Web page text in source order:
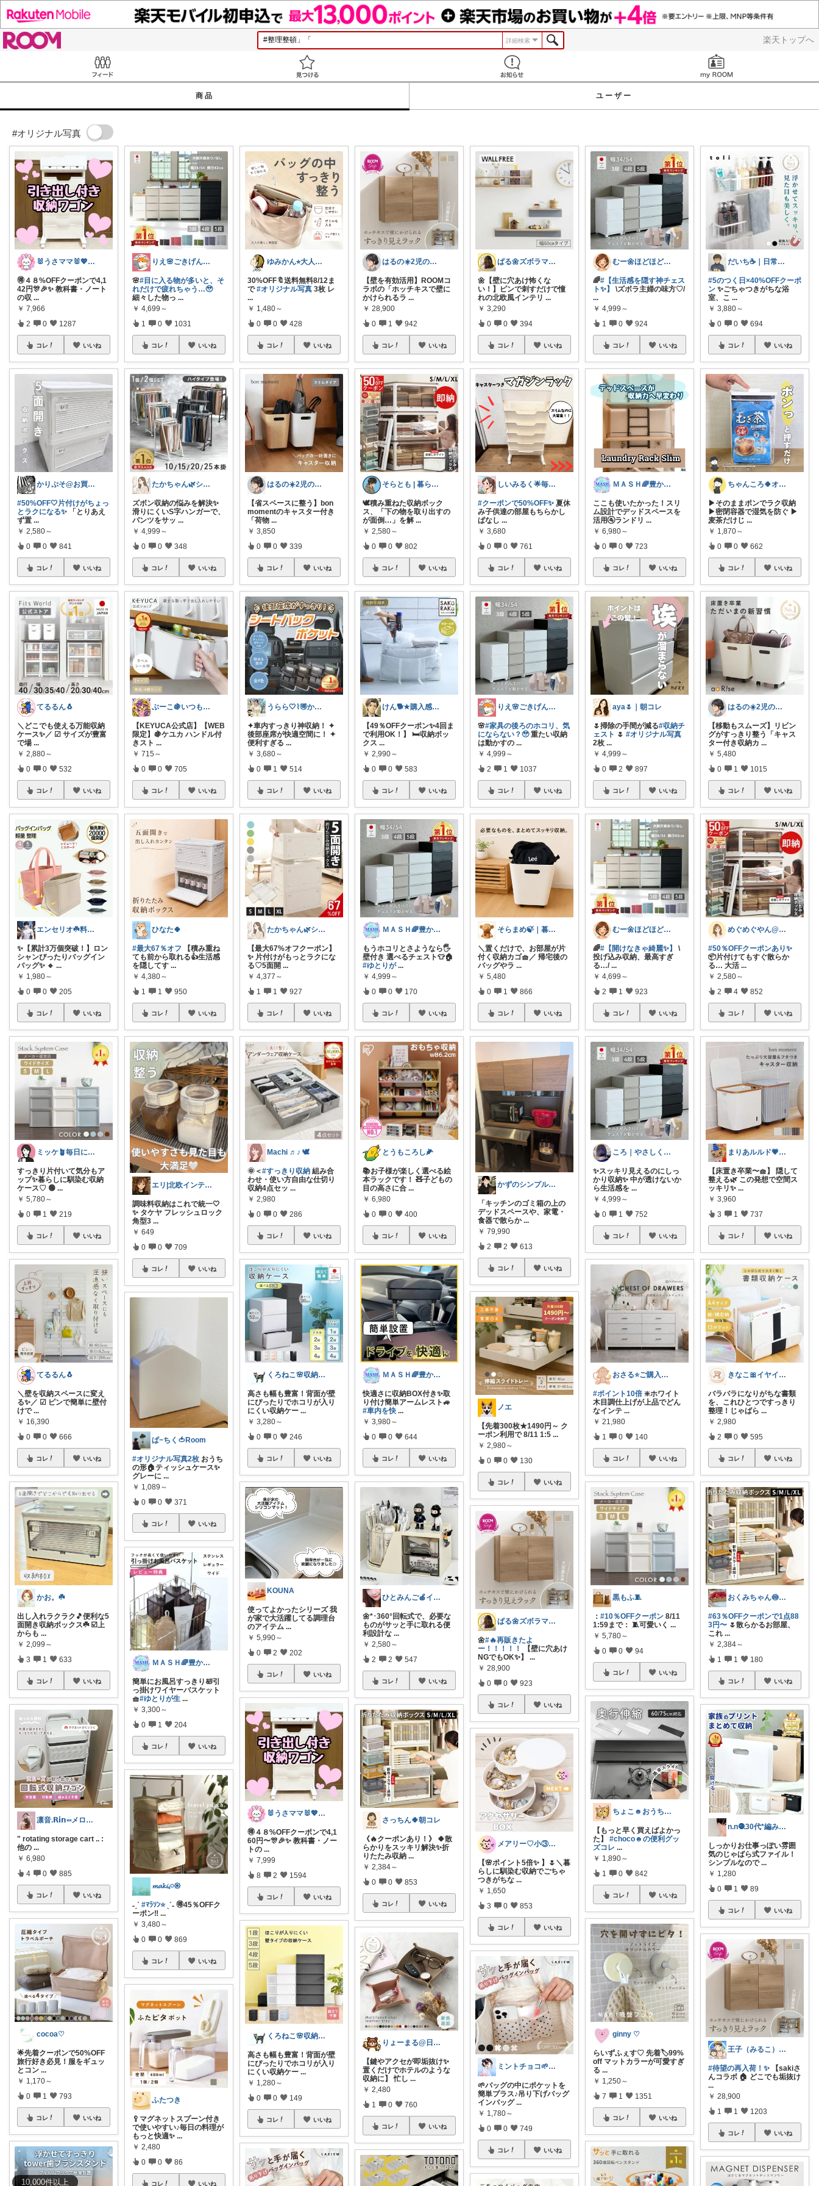
楽天トップへ
詳細検索
商品 ユーザー
#オリジナル写真
10,000件以上
🐰うさママ🐰💖キッズ・ママの日常✨
🉐４８%OFFクーポンで4,1
42円🎊🎉✨ 教科書・ノート
の収 ...
￥ 7,966
2 0 1287
コレ いいね
かりぷそ@お買い物の応援します
#50%OFF🤍片付けがちょっ
とラクになる✨ 「とりあえ
ず置 ...
￥ 2,580～
0 0 841
コレ いいね
てるるん🐧
＼どこでも使える万能収納
ケース✨／ ☑︎︎ サイズが豊富
で場 ...
￥ 2,880～
0 0 532
コレ いいね
エンセリオ☘️料理を楽しく🍳
✨【累計3万個突破！】ロン
シャンぴったりバッグイン
バッグ✨ 🔹 ...
￥ 1,980～
0 0 205
コレ いいね
ミッケ🪴毎日に"ちょっとイイ"を
すっきり片付いて気分もア
ップ✨暮らしに馴染む収納
ケース♡ 🟢 ...
￥ 5,780～
0 1 219
コレ いいね
てるるん🐧
＼壁を収納スペースに変え
る✨／ ☑︎︎ ピンで簡単に壁付
けで ...
￥ 16,390
0 0 666
コレ いいね
かお。☘️
出し入れラクラク🎵便利な5
面開き収納ボックス☘️ ☑️上
からも ...
￥ 2,099～
3 1 633
コレ いいね
凛音.𝗥𝗶𝗻༝༝メロウな暮らし🧸
" rotating storage cart .. :
他の ...
￥ 6,980
4 0 885
コレ いいね
cocoa♡
​🌟先着クーポンで50%OFF
旅行好き必見！服をギュッ
とコン ...
￥ 1,170～
0 1 793
コレ いいね
りえ🌸ごきげんな暮らし🏠🌿
🌸#目に入る物が多いと、そ
れだけで疲れちゃう…🥹
細々した物っ ...
￥ 4,699～
1 0 1031
コレ いいね
たかちゃん🌿シンプルで心地よい暮らし
ズボン収納の悩みを解決✨
滑りにくいS字ハンガーで、
パンツをサッ ...
￥ 4,999～
0 0 348
コレ いいね
ぶーこ🍇いつもありがとう😊
【KEYUCA公式店】【WEB
限定】🍇ケユカ ハンドル付
きスト ...
￥ 715～
0 0 705
コレ いいね
ひなた🍀
#最大67％オフ 【積み重ね
ても前から取れる👍生活感
を隠してす ...
￥ 4,380～
1 1 950
コレ いいね
エリ|北欧インテリアと愛用品|朝コレ
調味料収納はこれで統一🤍
✨ タケヤ フレッシュロック
角型3 ...
￥ 649
0 0 709
コレ いいね
ぱ−ちく🍅Room
#オリジナル写真2枚 おうち
の形🏠ティッシュケース✨
グレーに ...
￥ 1,089～
0 0 371
コレ いいね
ＭＡＳＨ🌈豊かな生活へカスタマイズ🌈
簡単にお風呂すっきり🛀引
っ掛けワイヤーバスケット
🧺#ゆとりが生 ...
￥ 3,300～
0 1 204
コレ いいね
𝓶𝓪𝓴𝓲𓈒𓏸𑁍
˗ˏˋ#ﾏﾗｿﾝ⭐️ˎˊ˗ 🉐45％OFFク
ーポン‼️...
￥ 3,480～
0 0 869
コレ いいね
ふたつき
🥄マグネットスプーン付き
で使いやすい♪毎日の料理が
もっと快適✨ ...
￥ 2,480
0 0 86
コレ いいね
ゆみかん⭐︎大人の暮らし研究室
30%OFF🔖送料無料8/12ま
で#オリジナル写真 3枚 レ
...
￥ 1,480～
0 0 428
コレ いいね
はるの☀️2児のママ𓂃◌𓈒𓐍
【省スペースに整う】bon
momentのキャスター付き
「荷物 ...
￥ 3,850
0 0 339
コレ いいね
うらら🤍⌇🉐かわいい暮らし
✦車内すっきり神収納！ ✦
後部座席が快適空間に！ ✦
便利すぎる ...
￥ 3,680～
0 1 514
コレ いいね
たかちゃん🌿シンプルで心地よい暮らし
【最大67%オフクーポン】
✨ 片付けがもっとラクにな
る♡5面開 ...
￥ 4,377～
1 1 927
コレ いいね
Machi ♬♪ 🕊
🌞＜#すっきり収納 組み合
わせ・使い方自由な仕切り
収納4点セッ ...
￥ 2,980
0 0 286
コレ いいね
くろねこ🌸収納＆キッチン整理
高さも幅も豊富！背面が壁
にぴったりでホコリが入り
にくい収納ケー ...
￥ 3,280～
0 0 246
コレ いいね
KOUNA
使ってよかったシリーズ 我
が家で大活躍してる調理台
のアイテム ...
￥ 5,990～
0 2 202
コレ いいね
🐰うさママ🐰💖キッズ・ママの日常✨
🉐４８%OFFクーポンで4,1
60円〜🎊🎉✨ 教科書・ノー
トの ...
￥ 7,999
8 2 1594
コレ いいね
くろねこ🌸収納＆キッチン整理
高さも幅も豊富！背面が壁
にぴったりでホコリが入り
にくい収納ケー ...
￥ 1,280～
0 0 149
コレ いいね
はるの☀️2児のママ𓂃◌𓈒𓐍
【壁を有効活用】ROOMコ
ラボの「ホッチキスで壁に
かけられるラ ...
￥ 28,900
0 1 942
コレ いいね
そらとも | 暮らしItem🕊️朝コレ
🕊️積み重ねた収納ボック
ス、「下の物を取り出すの
が面倒…」を解 ...
￥ 2,580～
0 0 802
コレ いいね
けん🐕★購入感謝です★（アイコン変更）
【49％OFFクーポン✨4回ま
で利用OK！】 🛏️収納ボッ
クス ...
￥ 2,990～
0 0 583
コレ いいね
ＭＡＳＨ🌈豊かな生活へカスタマイズ🌈
もうホコリとさようなら🖐️
壁付き 選べるチェスト👕🏠
#ゆとりが ...
￥ 4,999～
0 0 170
コレ いいね
とうもころし🌽
📚お子様が楽しく選べる絵
本ラックです！ 🧸子どもの
目の高さに合 ...
￥ 6,980
0 0 400
コレ いいね
ＭＡＳＨ🌈豊かな生活へカスタマイズ🌈
快適さに収納BOX付き✨取
り付け簡単アームレスト🚙
#車内を快 ...
￥ 3,980～
0 0 644
コレ いいね
ひとみんご🍎‪インテリア雑貨
🌼*･360°回転式で、必要な
ものがサッと手に取れる便
利設計な ...
￥ 2,580～
2 2 547
コレ いいね
さっちん🍀朝コレ
《🔥クーポンあり！》 🍀散
らかりをスッキリ解決✨折
りたたみ収納 ...
￥ 2,384～
0 0 853
コレ いいね
りょーまる@日用品×ファッション
【鍵やアクセが即垢抜け✨
置くだけでホテルのような
収納に】 忙し ...
￥ 2,480
1 0 760
コレ いいね
ぱる🌼ズボラママのラク家事
🌼【壁に穴あけ怖くな
い！】ピンで刺すだけで憧
れの北欧風インテリ ...
￥ 3,290
0 0 394
コレ いいね
しいみるく🌟毎日全力投稿🌟
#クーポンで50%OFF✨ 夏休
み子供達の部屋もちらかし
ぱなし ...
￥ 3,680
0 0 761
コレ いいね
りえ🌸ごきげんな暮らし🏠🌿
🌸#家具の後ろのホコリ、気
にならない？🥹重たい収納
は動かすの ...
￥ 4,999～
2 1 1037
コレ いいね
そらまめ🍃｜暮らしの便利グッズ
＼置くだけで、お部屋が片
付く収納カゴ🧺／ 帰宅後の
バッグやラ ...
￥ 5,480
0 1 866
コレ いいね
かずのシンプル生活｜一生モノに出会う場所
​「キッチンのゴミ箱の上の
デッドスペースや、家電・
食器で散らか ...
￥ 79,990
2 2 613
コレ いいね
ノエ
【先着300枚★1490円～ ク
ーポン利用で 8/11 1:5 ...
￥ 2,980～
0 0 130
コレ いいね
ぱる🌼ズボラママのラク家事
🌼#🔥再販きたよ
ー！！！！！
【壁に穴あけ
NGでもOK✨】...
￥ 28,900
0 0 923
コレ いいね
メアリー♡小③女の子のママ•᎑•ꕤ
【🌸ポイント5倍✨ 】🌷＼暮
らしに馴染む収納でごちゃ
つきがちな ...
￥ 1,650
3 0 853
コレ いいね
ミントチョコ🌱いつもありがとう
🌱バッグの中にポケットを
簡単プラス♪吊り下げバッグ
インバッグ...
￥ 1,780～
0 0 749
コレ いいね
むー🌼ほどほど生活🌼
🌈#【生活感を隠す神チェス
ト✨️】
\ズボラ主婦の味方♡/
...
￥ 4,999～
1 0 924
コレ いいね
ＭＡＳＨ🌈豊かな生活へカスタマイズ🌈
ここも使いたかった！スリ
ム設計でデッドスペースを
活用🚰ランドリ ...
￥ 6,980～
0 0 723
コレ いいね
aya🌷｜朝コレ
🌷掃除の手間が減る#収納チ
ェスト 🌷#オリジナル写真
2枚 ...
￥ 4,999～
0 2 897
コレ いいね
むー🌼ほどほど生活🌼
🌈#​【開けなきゃ綺麗✨️】
\​
投げ込み収納、最高すぎ
る…/ ...
￥ 4,699～
2 1 923
コレ いいね
ころ｜やさしく整う暮らしの道具🌿
✨スッキリ見えるのにしっ
かり収納✨ 中が透けないか
ら生活感を ...
￥ 4,999～
0 1 752
コレ いいね
おさる⭐ご購入感謝🐹
#ポイント10倍 ❇️ホワイト
木目調仕上げが上品でどん
なインテ ...
￥ 21,980
1 0 140
コレ いいね
黒もふ🧵
：#10％OFFクーポン 8/11
1:59まで： 🧵可愛いく ...
￥ 5,780～
0 0 94
コレ いいね
ちょこ☻おうち時間充実🏠アイテム
【もっと早く買えばよかっ
た】#choco☻の便利グッ
ズコレ ...
￥ 1,890～
1 0 842
コレ いいね
ginny ♡
らいずふぇす♡ 先着🏷️99%
off マットカラーが可愛すぎ
る ...
￥ 1,250～
7 1 1351
コレ いいね
だいち☕️｜日常にちょうどいいモノ
#5のつく日×40%OFFクーポ
ン ✨ごちゃつきがちな浴
室、こ ...
￥ 3,880～
0 0 694
コレ いいね
ちゃんころ🍀オリ写/インテリア/キッズ
▶そのままポンでラク収納
▶密閉容器で湿気を防ぐ ▶
麦茶だけじ ...
￥ 1,870～
0 0 662
コレ いいね
はるの☀️2児のママ𓂃◌𓈒𓐍
【移動もスムーズ】リビン
グがすっきり整う「キャス
ター付き収納カ ...
￥ 5,480
0 1 1015
コレ いいね
めぐめぐやん@2児ママ×ゆるっと暮らし
#50％OFFクーポンあり✨
📦片付けてもすぐ散らか
る… 大活 ...
￥ 2,580～
2 4 852
コレ いいね
まりあルルド💗ご購入感謝です💗
【床置き卒業〜🧺】 隠して
整える🌿 この発想で空間ス
ッキリ✨️ ...
￥ 3,960
3 1 737
コレ いいね
きなこ🎀イヤイヤ期育児中
バラバラになりがちな書類
を、これひとつですっきり
整理！じゃばら ...
￥ 2,980
2 0 595
コレ いいね
おくみちゃん🍥朝コレ界隈✌🏻
#63％OFFクーポンで1点88
3円〜 🌷散らかるお部屋、
これ ...
￥ 2,384～
1 1 180
コレ いいね
n.n🧶30代*編み物と暮らし
しっかりお仕事っぽい雰囲
気のじゃばら式ファイル！
シンプルなので ...
￥ 1,280
0 1 89
コレ いいね
王子（みるこ）👑便利グッズ×QOL向上
#待望の再入荷！✨️ 【sakiさ
んコラボ 🏠 どこでも垢抜け
...
￥ 28,900
1 1 1203
コレ いいね